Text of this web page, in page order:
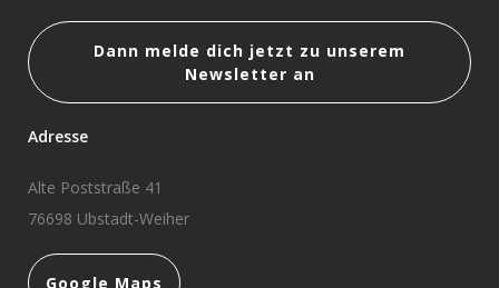
Dann melde dich jetzt zu unserem
Newsletter an
Adresse
Alte Poststraße 41
76698 Ubstadt-Weiher
Google Maps